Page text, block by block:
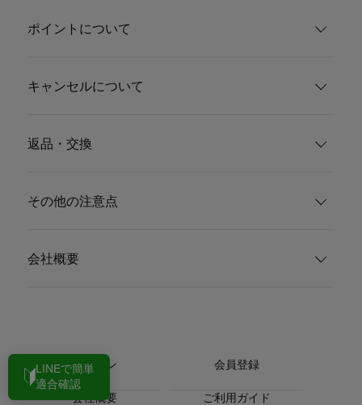
ポイントについて
キャンセルについて
返品・交換
その他の注意点
会社概要
ログイン 会員登録
会社概要 ご利用ガイド
LINEで簡単
適合確認